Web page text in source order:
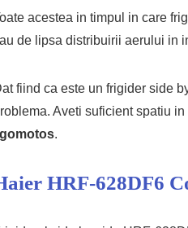
acestea in timpul in care
de lipsa distribuirii aerului in
fiind ca este un frigider side
Aveti suficient spatiu
.
HRF-628DF6